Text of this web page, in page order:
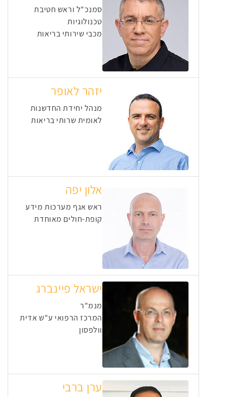
סמנכ"ל וראש חטיבת
טכנולוגיות
מכבי שירותי בריאות
יזהר לאופר
מנהל יחידת החדשנות
לאומית שרותי בריאות
אלון יפה
ראש אגף מערכות מידע
קופת-חולים מאוחדת
ישראל פיינברג
מנמ"ר
המרכז הרפואי ע"ש אדית
וולפסון
ערן ברבי